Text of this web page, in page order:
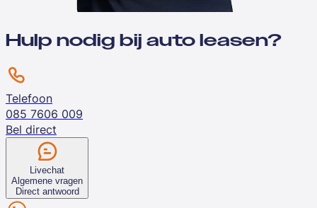
Hulp nodig bij auto leasen?
Telefoon
085 7606 009
Bel direct
Livechat
Algemene vragen
Direct antwoord